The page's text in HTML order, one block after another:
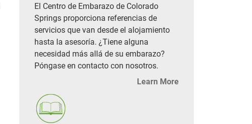
El Centro de Embarazo de Colorado
Springs proporciona referencias de
servicios que van desde el alojamiento
hasta la asesoría. ¿Tiene alguna
necesidad más allá de su embarazo?
Póngase en contacto con nosotros.
Learn More